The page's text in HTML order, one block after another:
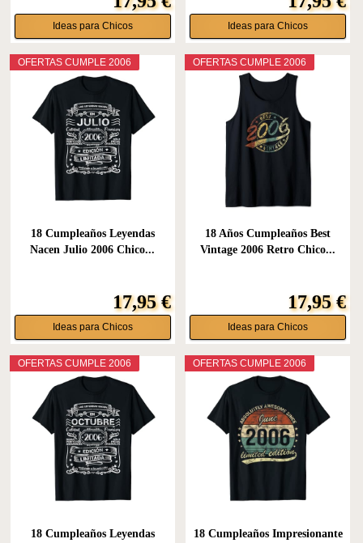
Ideas para Chicos Ideas para Chicos
OFERTAS CUMPLE 2006
18 Cumpleaños Leyendas
Nacen Julio 2006 Chico...
17,95 €
Ideas para Chicos
OFERTAS CUMPLE 2006
18 Años Cumpleaños Best
Vintage 2006 Retro Chico...
17,95 €
Ideas para Chicos
OFERTAS CUMPLE 2006
18 Cumpleaños Leyendas
OFERTAS CUMPLE 2006
18 Cumpleaños Impresionante